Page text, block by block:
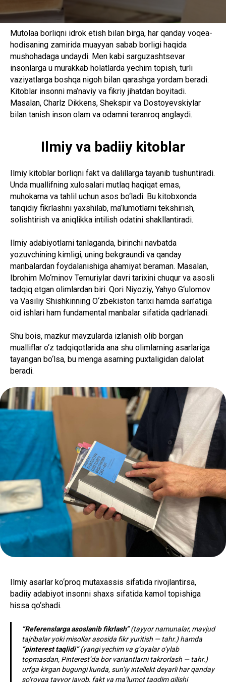
Mutolaa borliqni idrok etish bilan birga, har qanday voqea-
hodisaning zamirida muayyan sabab borligi haqida
mushohadaga undaydi. Men kabi sarguzashtsevar
insonlarga u murakkab holatlarda yechim topish, turli
vaziyatlarga boshqa nigoh bilan qarashga yordam beradi.
Kitoblar insonni ma’naviy va fikriy jihatdan boyitadi.
Masalan, Charlz Dikkens, Shekspir va Dostoyevskiylar
bilan tanish inson olam va odamni teranroq anglaydi.
Ilmiy va badiiy kitoblar
Ilmiy kitoblar borliqni fakt va dalillarga tayanib tushuntiradi.
Unda muallifning xulosalari mutlaq haqiqat emas,
muhokama va tahlil uchun asos bo‘ladi. Bu kitobxonda
tanqidiy fikrlashni yaxshilab, ma’lumotlarni tekshirish,
solishtirish va aniqlikka intilish odatini shakllantiradi.
Ilmiy adabiyotlarni tanlaganda, birinchi navbatda
yozuvchining kimligi, uning bekgraundi va qanday
manbalardan foydalanishiga ahamiyat beraman. Masalan,
Ibrohim Mo‘minov Temuriylar davri tarixini chuqur va asosli
tadqiq etgan olimlardan biri. Qori Niyoziy, Yahyo G‘ulomov
va Vasiliy Shishkinning O‘zbekiston tarixi hamda san’atiga
oid ishlari ham fundamental manbalar sifatida qadrlanadi.
Shu bois, mazkur mavzularda izlanish olib borgan
mualliflar o‘z tadqiqotlarida ana shu olimlarning asarlariga
tayangan bo‘lsa, bu menga asarning puxtaligidan dalolat
beradi.
Ilmiy asarlar ko‘proq mutaxassis sifatida rivojlantirsa,
badiiy adabiyot insonni shaxs sifatida kamol topishiga
hissa qo‘shadi.
“Referenslarga asoslanib fikrlash”(tayyor namunalar, mavjud
tajribalar yoki misollar asosida fikr yuritish — tahr.) hamda
“pinterest taqlidi”(yangi yechim va g‘oyalar o‘ylab
topmasdan, Pinterest’da bor variantlarni takrorlash — tahr.)
urfga kirgan bugungi kunda, sun’iy intellekt deyarli har qanday
so‘rovga tayyor javob, fakt va ma’lumot taqdim qilishi